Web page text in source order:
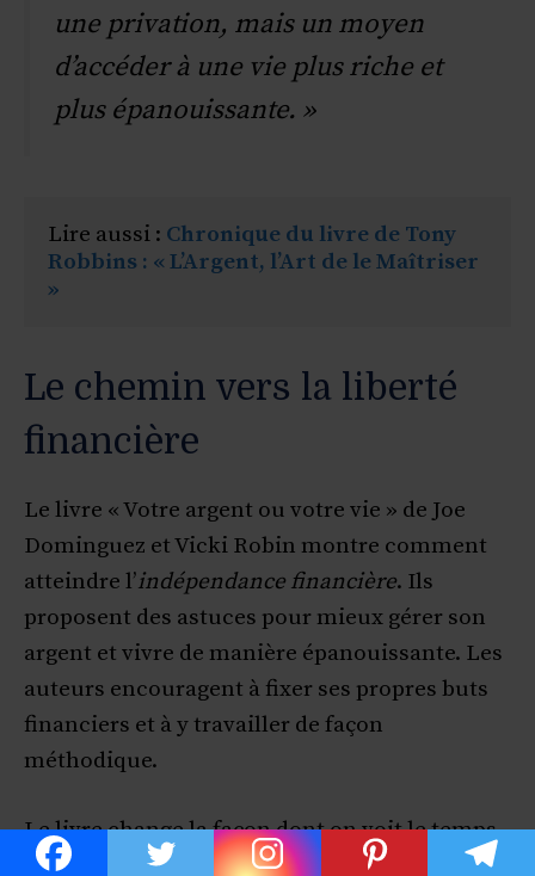
une privation, mais un moyen
d’accéder à une vie plus riche et
plus épanouissante. »
Lire aussi : Chronique du livre de Tony
Robbins : « L’Argent, l’Art de le Maîtriser
»
Le chemin vers la liberté
financière
Le livre « Votre argent ou votre vie » de Joe
Dominguez et Vicki Robin montre comment
atteindre l’indépendance financière. Ils
proposent des astuces pour mieux gérer son
argent et vivre de manière épanouissante. Les
auteurs encouragent à fixer ses propres buts
financiers et à y travailler de façon
méthodique.
Le livre change la façon dont on voit le temps
et l’argent. Il introduit l’idée d’
énergie vitale.